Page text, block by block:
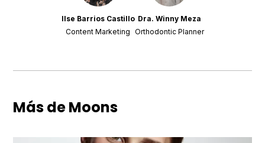
Ilse Barrios Castillo
Content Marketing
Dra. Winny Meza
Orthodontic Planner
Más de Moons